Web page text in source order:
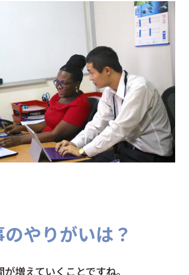
やりがいは？
増えていくことですね。